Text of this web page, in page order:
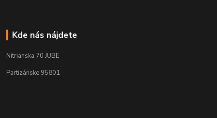
Kde nás nájdete
Nitrianska 70 JUBE
Partizánske 95801